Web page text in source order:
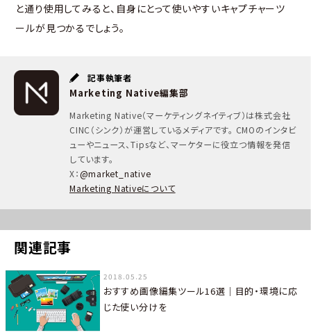
と通り使用してみると、自身にとって使いやすいキャプチャーツ
ールが見つかるでしょう。
記事執筆者
Marketing Native編集部
Marketing Native（マーケティングネイティブ）は株式会社
CINC（シンク）が運営しているメディアです。 CMOのインタビ
ューやニュース、Tipsなど、マーケターに役立つ情報を発信
しています。
X：@market_native
Marketing Nativeについて
関連記事
2018.05.25
おすすめ画像編集ツール16選｜目的・環境に応
じた使い分けを